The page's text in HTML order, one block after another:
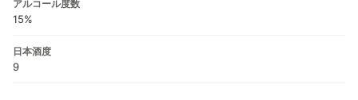
アルコール度数
15%
日本酒度
9